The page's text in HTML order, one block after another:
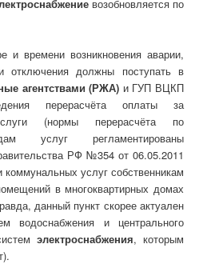
возобновляется по
и времени возникновения аварии,
отключения должны поступать в
агентствами (РЖА) и ГУП ВЦКП
перерасчёта оплаты за
(нормы перерасчёта по
услуг регламентированы
РФ №354 от 06.05.2011
коммунальных услуг собственникам
в многоквартирных домах
данный пункт скорее актуален
водоснабжения и центрального
электроснабжения, которым